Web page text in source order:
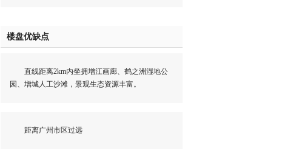
魏女士:138****0324
韩女士:158****2390
蔡女士:138****2322
吴小姐:139****6438
楼盘优缺点
直线距离2km内坐拥增江画廊、鹤之洲湿地公
园、增城人工沙滩，景观生态资源丰富。
距离广州市区过远